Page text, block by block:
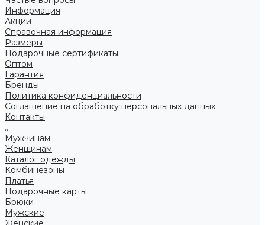
Информация
Акции
Справочная информация
Размеры
Подарочные сертификаты
Оптом
Гарантия
Бренды
Политика конфиденциальности
Соглашение на обработку персональных данных
Контакты
...
Мужчинам
Женщинам
Каталог одежды
Комбинезоны
Платья
Подарочные карты
Брюки
Мужские